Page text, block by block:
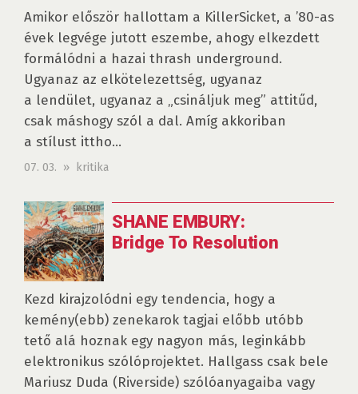
Amikor először hallottam a KillerSicket, a ’80-as
évek legvége jutott eszembe, ahogy elkezdett
formálódni a hazai thrash underground.
Ugyanaz az elkötelezettség, ugyanaz
a lendület, ugyanaz a „csináljuk meg” attitűd,
csak máshogy szól a dal. Amíg akkoriban
a stílust ittho...
07. 03. » kritika
SHANE EMBURY:
Bridge To Resolution
Kezd kirajzolódni egy tendencia, hogy a
kemény(ebb) zenekarok tagjai előbb utóbb
tető alá hoznak egy nagyon más, leginkább
elektronikus szólóprojektet. Hallgass csak bele
Mariusz Duda (Riverside) szólóanyagaiba vagy